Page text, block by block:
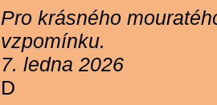
Pro krásného
vzpomínku.
7. ledna 2026
D